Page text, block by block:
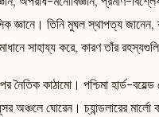
জ্ঞানে। তিনি মুঘল স্থাপত্য জানেন,
সাহায্য করে, কারণ তাঁর
নৈতিক কাঠামো। পশ্চিমা হার্ড-
অঞ্চলে ঘোরেন। চ্যান্ডলারের মার্লো